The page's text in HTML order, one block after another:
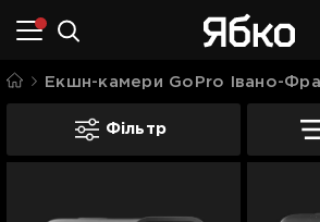
Екшн-камери GoPro Івано-
Камери GoPro Івано-
Фільтр